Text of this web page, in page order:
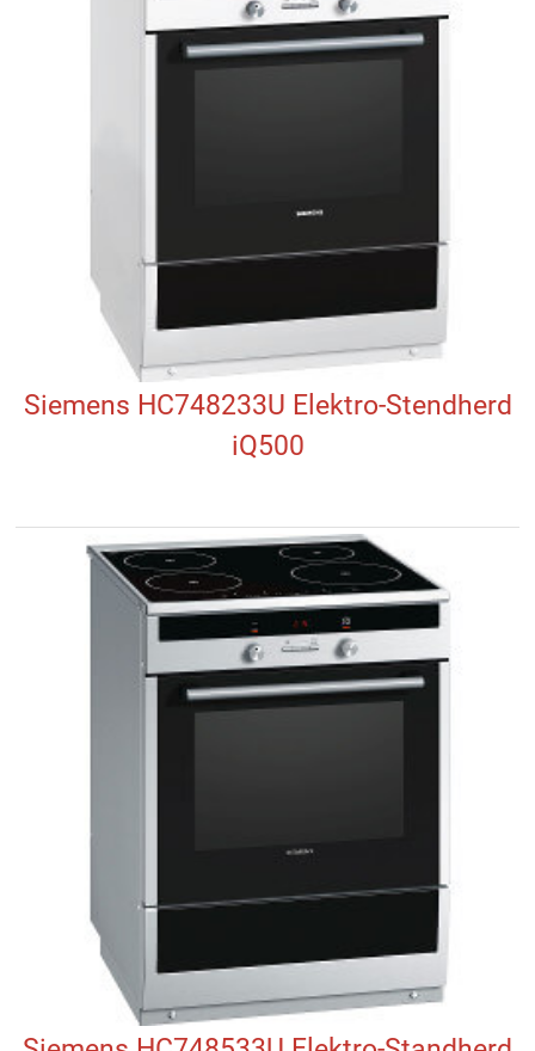
Siemens HC748233U Elektro-Stendherd
iQ500